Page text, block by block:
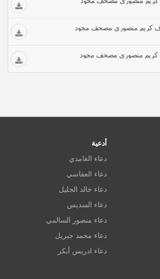
كريم منصوري مصحف مجود
كريم منصوري مصحف مجود
أدعية
دعاء الغامدي
دعاء العفاسي
دعاء خالد الجليل
دعاء السديس
دعاء منصور السالمي
دعاء محمد جبريل
دعاء ادريس أبكر